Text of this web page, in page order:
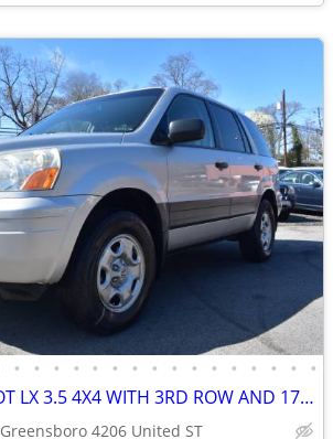
• • • • • • • • • • • • • • • •
2005 HONDA PILOT LX 3.5 4X4 WITH 3RD ROW AND 178,000 MILES
Greensboro 4206 United ST